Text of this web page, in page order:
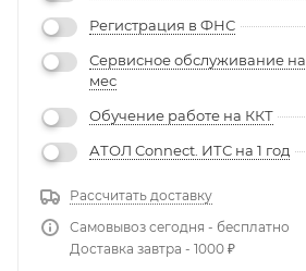
Регистрация в ФНС
Сервисное обслуживание на
мес
Обучение работе на ККТ
АТОЛ Connect. ИТС на 1 год
Рассчитать доставку
Самовывоз сегодня - бесплатно
Доставка завтра - 1000 ₽